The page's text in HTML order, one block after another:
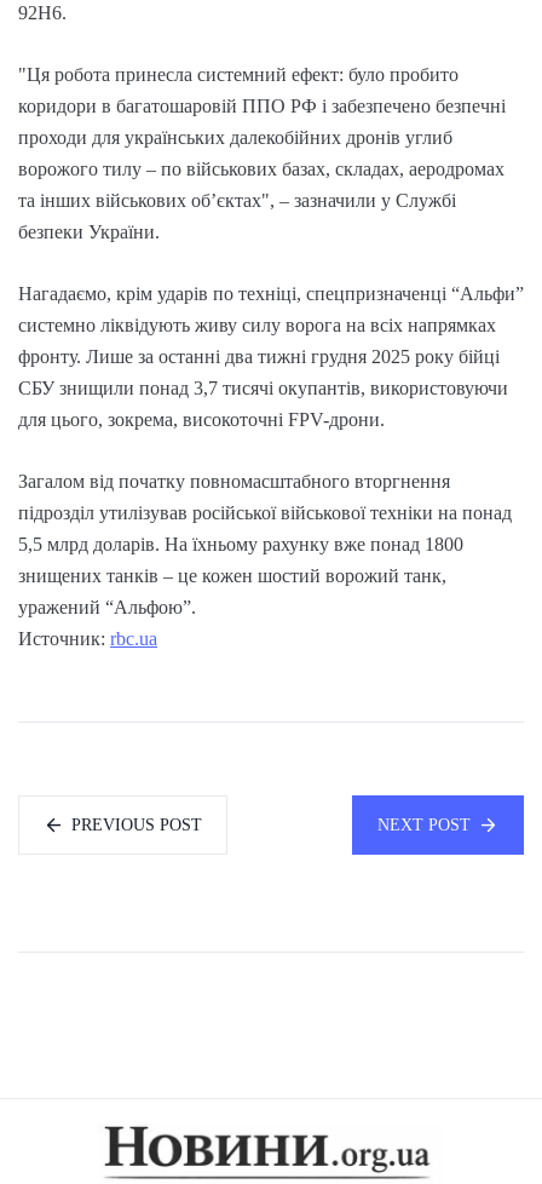
92Н6.
"Ця робота принесла системний ефект: було пробито
коридори в багатошаровій ППО РФ і забезпечено безпечні
проходи для українських далекобійних дронів углиб
ворожого тилу – по військових базах, складах, аеродромах
та інших військових об’єктах", – зазначили у Службі
безпеки України.
Нагадаємо, крім ударів по техніці, спецпризначенці “Альфи”
системно ліквідують живу силу ворога на всіх напрямках
фронту. Лише за останні два тижні грудня 2025 року бійці
СБУ знищили понад 3,7 тисячі окупантів, використовуючи
для цього, зокрема, високоточні FPV-дрони.
Загалом від початку повномасштабного вторгнення
підрозділ утилізував російської військової техніки на понад
5,5 млрд доларів. На їхньому рахунку вже понад 1800
знищених танків – це кожен шостий ворожий танк,
уражений “Альфою”.
Источник: rbc.ua
PREVIOUS POST NEXT POST